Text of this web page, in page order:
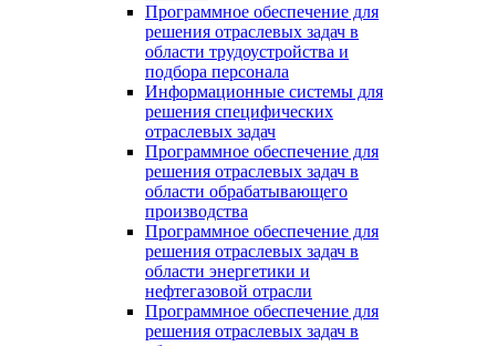
Программное обеспечение для
решения отраслевых задач в
области трудоустройства и
подбора персонала
Информационные системы для
решения специфических
отраслевых задач
Программное обеспечение для
решения отраслевых задач в
области обрабатывающего
производства
Программное обеспечение для
решения отраслевых задач в
области энергетики и
нефтегазовой отрасли
Программное обеспечение для
решения отраслевых задач в